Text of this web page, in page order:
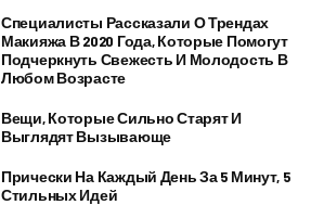
Специалисты Рассказали О Трендах
Макияжа В 2020 Года, Которые Помогут
Подчеркнуть Свежесть И Молодость В
Любом Возрасте
Вещи, Которые Сильно Старят И
Выглядят Вызывающе
Прически На Каждый День За 5 Минут, 5
Стильных Идей